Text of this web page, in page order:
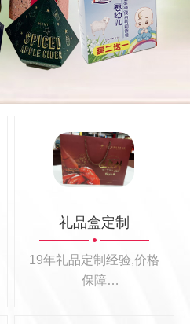
礼品盒定制
19年礼品定制经验,价格
保障